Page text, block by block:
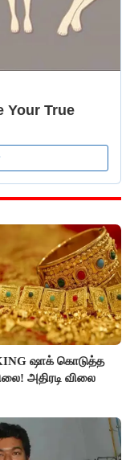
ஷாக் கொடுத்த
அதிரடி விலை